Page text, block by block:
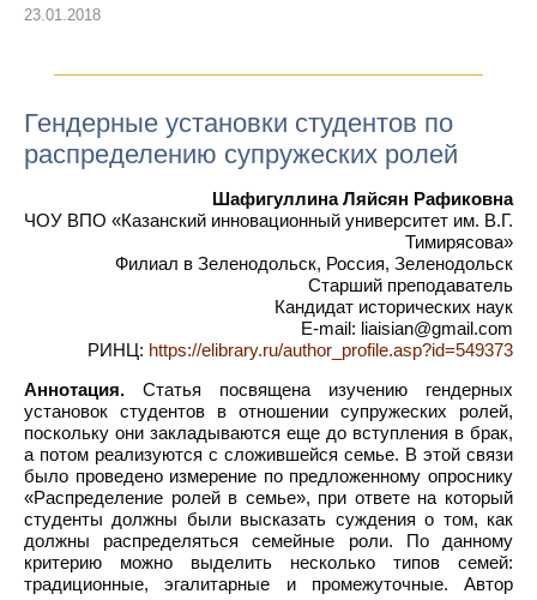
23.01.2018
Гендерные установки студентов по
распределению супружеских ролей
Шафигуллина Ляйсян Рафиковна
ЧОУ ВПО «Казанский инновационный университет им. В.Г.
Тимирясова»
Филиал в Зеленодольск, Россия, Зеленодольск
Старший преподаватель
Кандидат исторических наук
E-mail: liaisian@gmail.com
РИНЦ: https://elibrary.ru/author_profile.asp?id=549373
Аннотация. Статья посвящена изучению гендерных
установок студентов в отношении супружеских ролей,
поскольку они закладываются еще до вступления в брак,
а потом реализуются с сложившейся семье. В этой связи
было проведено измерение по предложенному опроснику
«Распределение ролей в семье», при ответе на который
студенты должны были высказать суждения о том, как
должны распределяться семейные роли. По данному
критерию можно выделить несколько типов семей:
традиционные, эгалитарные и промежуточные. Автор